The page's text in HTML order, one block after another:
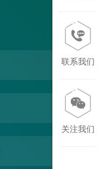
联系我们
关注我们